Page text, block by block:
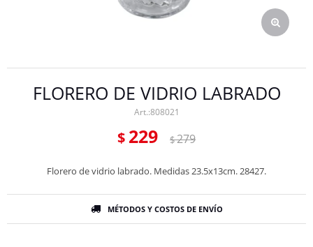
FLORERO DE VIDRIO LABRADO
808021
$ 229 $279
Florero de vidrio labrado. Medidas 23.5x13cm. 28427.
MÉTODOS Y COSTOS DE ENVÍO